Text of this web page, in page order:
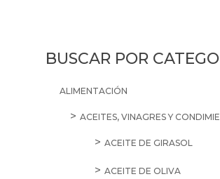
BUSCAR POR
ALIMENTACIÓN
ACEITES, VINAGRES Y
ACEITE DE GIRASOL
ACEITE DE OLIVA